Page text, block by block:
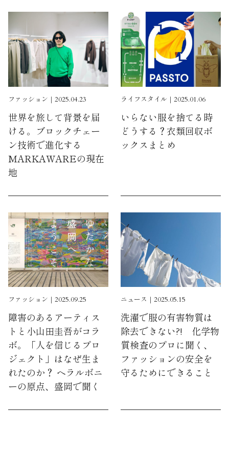
ファッション｜2025.04.23
世界を旅して背景を届
ける。ブロックチェー
ン技術で進化する
MARKAWAREの現在
地
ライフスタイル｜2025.01.06
いらない服を捨てる時
どうする？衣類回収ボ
ックスまとめ
ファッション｜2025.09.25
障害のあるアーティス
トと小山田圭吾がコラ
ボ。「人を信じるプロ
ジェクト」はなぜ生ま
れたのか？ ヘラルボニ
ーの原点、盛岡で聞く
ニュース｜2025.05.15
洗濯で服の有害物質は
除去できない?! 化学物
質検査のプロに聞く、
ファッションの安全を
守るためにできること